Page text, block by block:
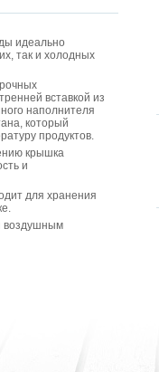
идеально
так и холодных
вставкой из
наполнителя
который
продуктов.
крышка
и
для хранения
воздушным